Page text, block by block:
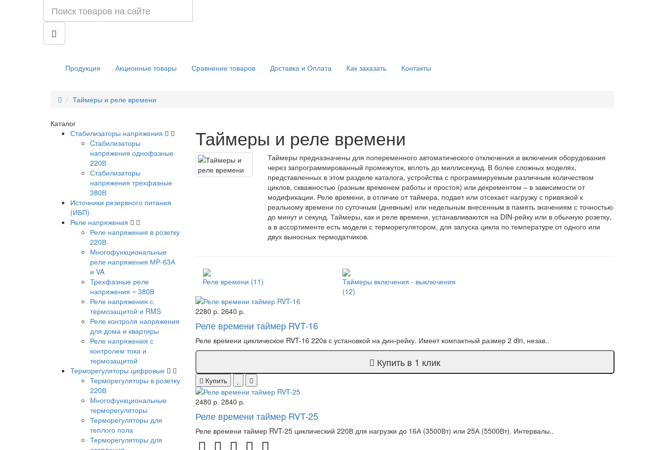
Продукция Акционные товары Сравнение товаров Доставка и Оплата Как заказать Контакты
Таймеры и реле времени
Каталог
Стабилизаторы напряжения
Cтабилизаторы
напряжения однофазные
220В
Стабилизаторы
напряжения трехфазные
380В
Источники резервного питания
(ИБП)
Реле напряжения
Реле напряжения в розетку
220В
Многофункциональные
реле напряжения МР-63А
и VA
Трехфазные реле
напряжения ~ 380В
Реле напряжения с
термозащитой и RMS
Реле контроля напряжения
для дома и квартиры
Реле напряжения с
контролем тока и
термозащитой
Терморегуляторы цифровые
Терморегуляторы в розетку
220В
Многофункциональные
терморегуляторы
Терморегуляторы для
теплого пола
Терморегуляторы для
Таймеры и реле времени
Таймеры предназначены для попеременного автоматического отключения и включения оборудования
через запрограммированный промежуток, вплоть до миллисекунд. В более сложных моделях,
представленных в этом разделе каталога, устройства с программируемым различным количеством
циклов, скважностью (разным временем работы и простоя) или декрементом – в зависимости от
модификации. Реле времени, в отличие от таймера, подает или отсекает нагрузку с привязкой к
реальному времени по суточным (дневным) или недельным внесенным в память значениям с точностью
до минут и секунд. Таймеры, как и реле времени, устанавливаются на DIN-рейку или в обычную розетку,
а в ассортименте есть модели с терморегулятором, для запуска цикла по температуре от одного или
двух выносных термодатчиков.
Реле времени (11)
Таймеры включения - выключения
(12)
2280 р. 2640 р.
Реле времени таймер RVT-16
Реле времени циклическое RVT-16 220в с установкой на дин-рейку. Имеет компактный размер 2 din, незав..
Купить в 1 клик
Купить
2480 р. 2840 р.
Реле времени таймер RVT-25
Реле времени таймер RVT-25 циклический 220В для нагрузки до 16А (3500Вт) или 25А (5500Вт). Интервалы..